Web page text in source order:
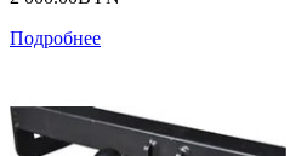
Подробнее